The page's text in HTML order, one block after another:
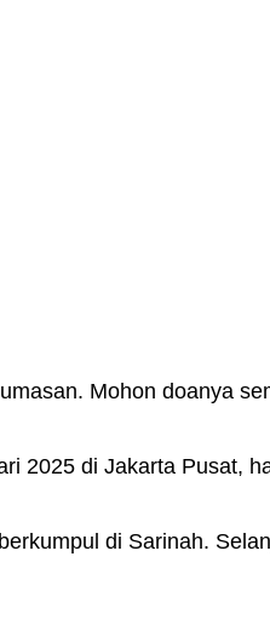
Mohon doanya
2025 di Jakarta Pusat,
di Sarinah.